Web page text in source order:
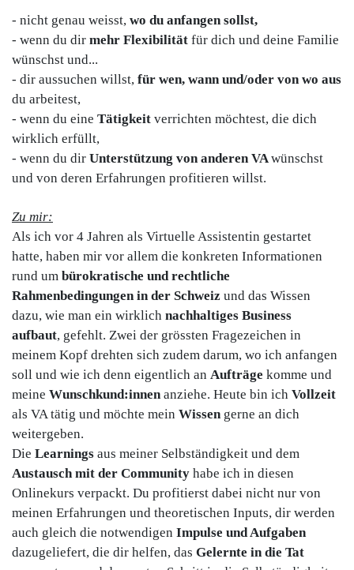
- nicht genau weisst, wo du anfangen sollst,
- wenn du dir mehr Flexibilität für dich und deine Familie
wünschst und...
- dir aussuchen willst, für wen, wann und/oder von wo aus
du arbeitest,
- wenn du eine Tätigkeit verrichten möchtest, die dich
wirklich erfüllt,
- wenn du dir Unterstützung von anderen VAwünschst
und von deren Erfahrungen profitieren willst.
Zu mir:
Als ich vor 4 Jahren als Virtuelle Assistentin gestartet
hatte, haben mir vor allem die konkreten Informationen
rund um bürokratische und rechtliche
Rahmenbedingungen in der Schweiz und das Wissen
dazu, wie man ein wirklich nachhaltiges Business
aufbaut, gefehlt. Zwei der grössten Fragezeichen in
meinem Kopf drehten sich zudem darum, wo ich anfangen
soll und wie ich denn eigentlich an Aufträge komme und
meine Wunschkund:innenanziehe. Heute bin ich Vollzeit
als VA tätig und möchte mein Wissen gerne an dich
weitergeben.
Die Learnings aus meiner Selbständigkeit und dem
Austausch mit der Community habe ich in diesen
Onlinekurs verpackt. Du profitierst dabei nicht nur von
meinen Erfahrungen und theoretischen Inputs, dir werden
auch gleich die notwendigen Impulse und Aufgaben
dazugeliefert, die dir helfen, das Gelernte in die Tat